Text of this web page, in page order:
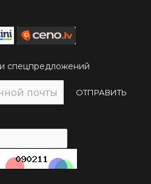
спецпредложений
ОТПРАВИТЬ